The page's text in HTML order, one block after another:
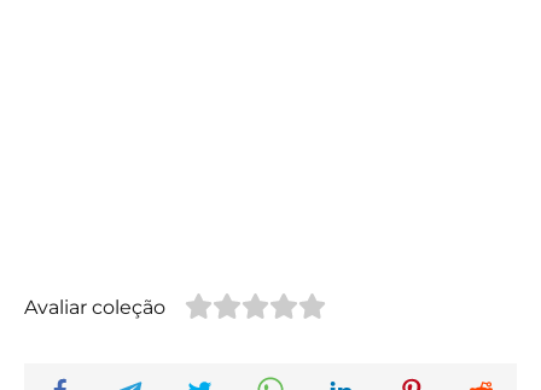
Avaliar coleção